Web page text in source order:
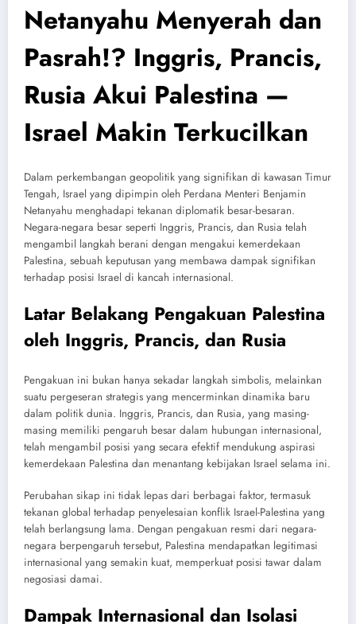
Netanyahu Menyerah dan
Pasrah!? Inggris, Prancis,
Rusia Akui Palestina —
Israel Makin Terkucilkan
Dalam perkembangan geopolitik yang signifikan di kawasan Timur
Tengah, Israel yang dipimpin oleh Perdana Menteri Benjamin
Netanyahu menghadapi tekanan diplomatik besar-besaran.
Negara-negara besar seperti Inggris, Prancis, dan Rusia telah
mengambil langkah berani dengan mengakui kemerdekaan
Palestina, sebuah keputusan yang membawa dampak signifikan
terhadap posisi Israel di kancah internasional.
Latar Belakang Pengakuan Palestina
oleh Inggris, Prancis, dan Rusia
Pengakuan ini bukan hanya sekadar langkah simbolis, melainkan
suatu pergeseran strategis yang mencerminkan dinamika baru
dalam politik dunia. Inggris, Prancis, dan Rusia, yang masing-
masing memiliki pengaruh besar dalam hubungan internasional,
telah mengambil posisi yang secara efektif mendukung aspirasi
kemerdekaan Palestina dan menantang kebijakan Israel selama ini.
Perubahan sikap ini tidak lepas dari berbagai faktor, termasuk
tekanan global terhadap penyelesaian konflik Israel-Palestina yang
telah berlangsung lama. Dengan pengakuan resmi dari negara-
negara berpengaruh tersebut, Palestina mendapatkan legitimasi
internasional yang semakin kuat, memperkuat posisi tawar dalam
negosiasi damai.
Dampak Internasional dan Isolasi